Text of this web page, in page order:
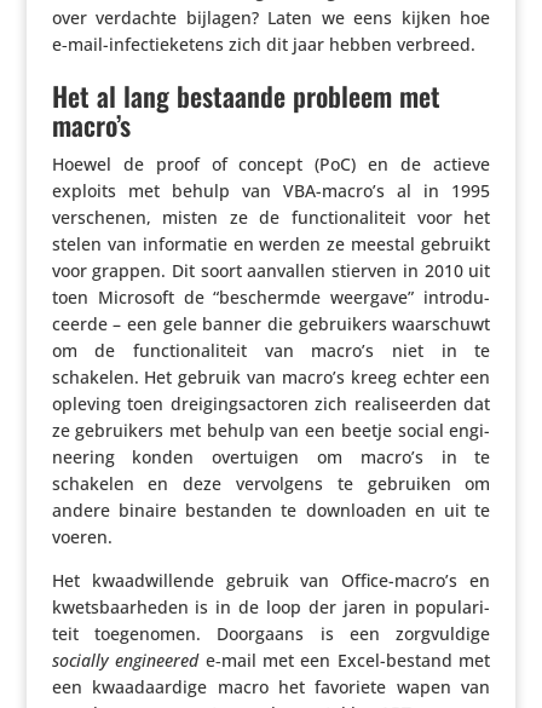
over verdachte bijlagen? Laten we eens kijken hoe
e‑mail-infec­tie­ke­tens zich dit jaar hebben verbreed.
Het al lang bestaande probleem met
macro’s
Hoewel de proof of concept (PoC) en de actieve
exploits met behulp van VBA-macro’s al in 1995
verschenen, misten ze de func­ti­o­na­li­teit voor het
stelen van infor­matie en werden ze meestal gebruikt
voor grappen. Dit soort aanvallen stierven in 2010 uit
toen Microsoft de “beschermde weergave” intro­du­
ceerde – een gele banner die gebrui­kers waar­schuwt
om de func­ti­o­na­li­teit van macro’s niet in te
schakelen. Het gebruik van macro’s kreeg echter een
opleving toen drei­gings­ac­toren zich reali­seerden dat
ze gebrui­kers met behulp van een beetje social engi­
nee­ring konden over­tuigen om macro’s in te
schakelen en deze vervol­gens te gebruiken om
andere binaire bestanden te down­lo­aden en uit te
voeren.
Het kwaad­wil­lende gebruik van Office-macro’s en
kwets­baar­heden is in de loop der jaren in popu­la­ri­
teit toege­nomen. Doorgaans is een zorg­vul­dige
socially engi­neerede‑mail met een Excel-bestand met
een kwaad­aar­dige macro het favoriete wapen van